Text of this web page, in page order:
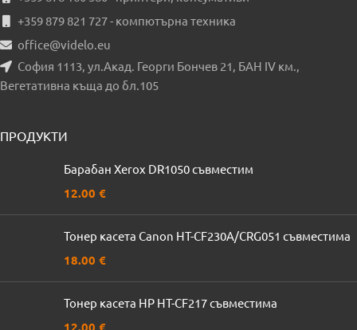
+359 879 821 727 - компютърна техника
office@videlo.eu
София 1113, ул.Акад. Георги Бончев 21, БАН IV км.,
Вегетативна къща до бл.105
ПРОДУКТИ
Барабан Xerox DR1050 съвместим
12.00 €
Тонер касета Canon HT-CF230A/CRG051 съвместима
18.00 €
Тонер касета HP HT-CF217 съвместима
12.00 €